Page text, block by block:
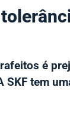
é
tem